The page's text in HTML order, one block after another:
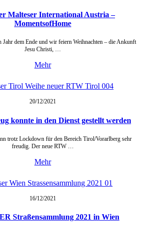
Malteser International Austria –
MomentsofHome
Jahr dem Ende und wir feiern Weihnachten – die Ankunft
Jesu Christi, …
Mehr
20/12/2021
konnte in den Dienst gestellt werden
trotz Lockdown für den Bereich Tirol/Vorarlberg sehr
freudig. Der neue RTW …
Mehr
16/12/2021
Straßensammlung 2021 in Wien